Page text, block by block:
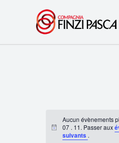
Notice
Aucun évènements
07 . 11. Passer aux
suivants .